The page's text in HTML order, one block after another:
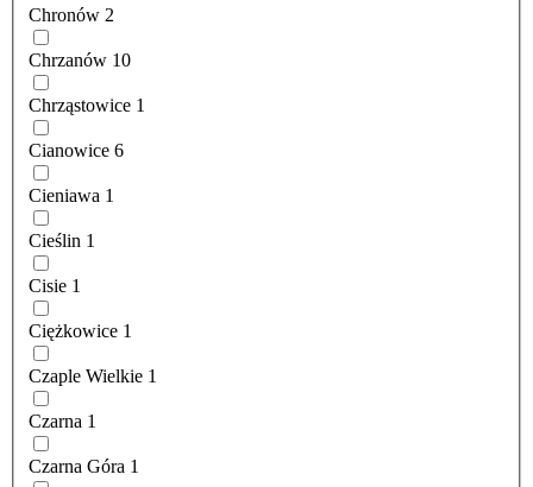
Chronów 2
Chrzanów 10
Chrząstowice 1
Cianowice 6
Cieniawa 1
Cieślin 1
Cisie 1
Ciężkowice 1
Czaple Wielkie 1
Czarna 1
Czarna Góra 1